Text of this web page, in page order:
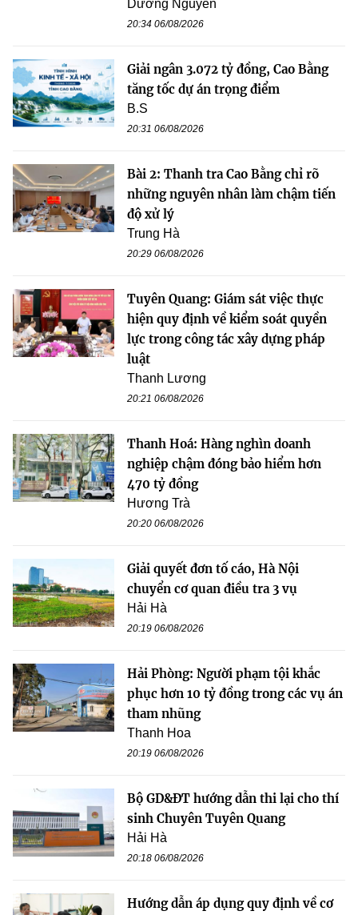
Dương Nguyễn
20:34 06/08/2026
Giải ngân 3.072 tỷ đồng, Cao Bằng
tăng tốc dự án trọng điểm
B.S
20:31 06/08/2026
Bài 2: Thanh tra Cao Bằng chỉ rõ
những nguyên nhân làm chậm tiến
độ xử lý
Trung Hà
20:29 06/08/2026
Tuyên Quang: Giám sát việc thực
hiện quy định về kiểm soát quyền
lực trong công tác xây dựng pháp
luật
Thanh Lương
20:21 06/08/2026
Thanh Hoá: Hàng nghìn doanh
nghiệp chậm đóng bảo hiểm hơn
470 tỷ đồng
Hương Trà
20:20 06/08/2026
Giải quyết đơn tố cáo, Hà Nội
chuyển cơ quan điều tra 3 vụ
Hải Hà
20:19 06/08/2026
Hải Phòng: Người phạm tội khắc
phục hơn 10 tỷ đồng trong các vụ án
tham nhũng
Thanh Hoa
20:19 06/08/2026
Bộ GD&ĐT hướng dẫn thi lại cho thí
sinh Chuyên Tuyên Quang
Hải Hà
20:18 06/08/2026
Hướng dẫn áp dụng quy định về cơ